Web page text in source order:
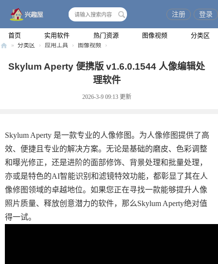
首页 实用软件 热门资源 图像视频 分类区
注册 登录
» 分类区 › 应用工具 › 图像视频 ›
Skylum Aperty 便携版 v1.6.0.1544 人像编辑处
理软件
2026-3-9 09:13 更新
Skylum Aperty 是一款专业的人像修图。为人像修图提供了高
效、便捷且专业的解决方案。无论是基础的磨皮、色彩调整
和曝光修正，还是进阶的面部修饰、背景处理和批量处理，
亦或是特色的AI智能识别和滤镜特效功能，都彰显了其在人
像修图领域的卓越地位。如果您正在寻找一款能够提升人像
照片质量、释放创意潜力的软件，那么Skylum Aperty绝对值
得一试。